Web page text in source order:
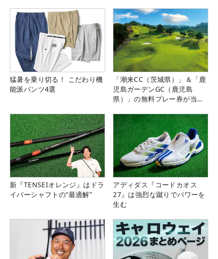
猛暑を乗り切る！ こだわり機
能派パンツ4選
「潮来CC（茨城県）」＆「鹿
児島ガーデンGC（鹿児島
県）」の無料プレー券が当た
新『TENSEIオレンジ』はドラ
イバーシャフトの“最適解”
アディダス『コードカオス
27』は強烈な蹴りでパワーを
生む